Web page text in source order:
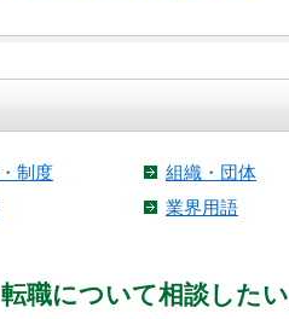
制度 組織・団体
業界用語
転職について相談したい